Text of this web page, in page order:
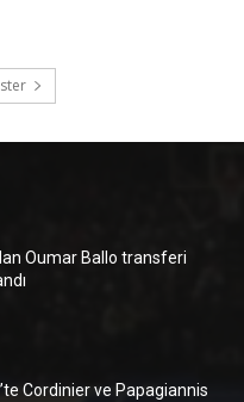
Oumar Ballo transferi
Cordinier ve Papagiannis